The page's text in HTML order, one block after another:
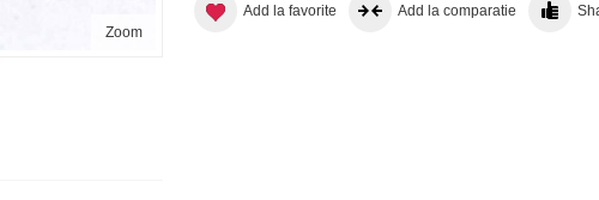
Zoom
Add la favorite Add la comparatie